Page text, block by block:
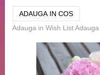
Adauga in Wish List